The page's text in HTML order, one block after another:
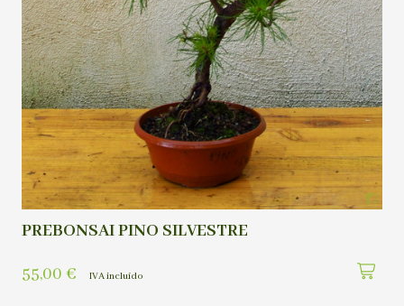
PREBONSAI PINO SILVESTRE
55,00 € IVA incluído